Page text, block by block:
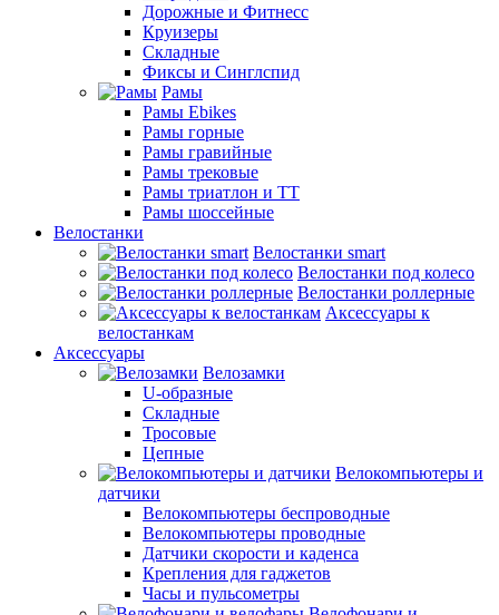
Дорожные и Фитнесс
Круизеры
Складные
Фиксы и Синглспид
Рамы
Рамы Ebikes
Рамы горные
Рамы гравийные
Рамы трековые
Рамы триатлон и ТТ
Рамы шоссейные
Велостанки
Велостанки smart
Велостанки под колесо
Велостанки роллерные
Аксессуары к
велостанкам
Аксессуары
Велозамки
U-образные
Складные
Тросовые
Цепные
Велокомпьютеры и
датчики
Велокомпьютеры беспроводные
Велокомпьютеры проводные
Датчики скорости и каденса
Крепления для гаджетов
Часы и пульсометры